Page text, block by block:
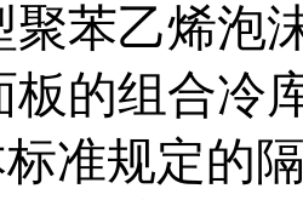
聚苯乙烯泡
板的组合冷
准规定的